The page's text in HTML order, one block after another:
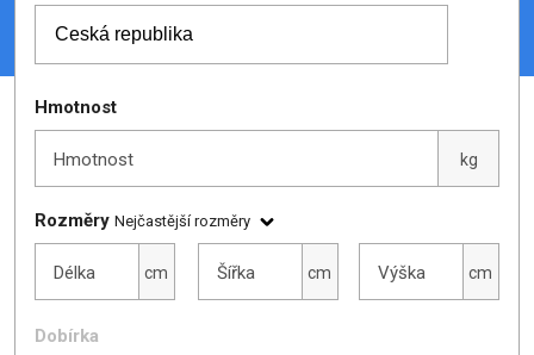
Hmotnost
Hmotnost kg
Rozměry Nejčastější rozměry
Délka cm Šířka cm Výška cm
Dobírka